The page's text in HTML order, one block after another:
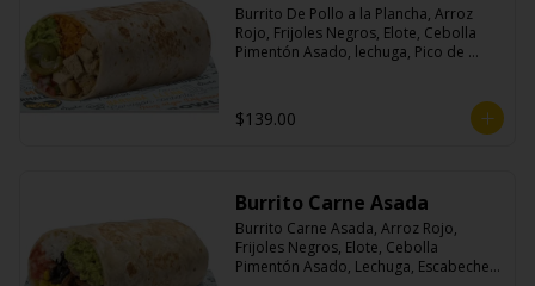
Burrito De Pollo a la Plancha, Arroz
Rojo, Frijoles Negros, Elote, Cebolla
Pimentón Asado, lechuga, Pico de
$139.00
Burrito Carne Asada
Burrito Carne Asada, Arroz Rojo,
Frijoles Negros, Elote, Cebolla
Pimentón Asado, Lechuga, Escabeche